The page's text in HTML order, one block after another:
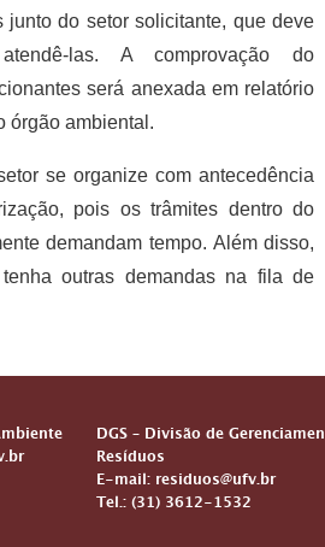
junto do setor solicitante, que deve
las. A comprovação do
será anexada em relatório
órgão ambiental.
se organize com antecedência
pois os trâmites dentro do
demandam tempo. Além disso,
outras demandas na fila de
DGS – Divisão de
Resíduos
E-mail: residuos@ufv.br
Tel.: (31) 3612-1532